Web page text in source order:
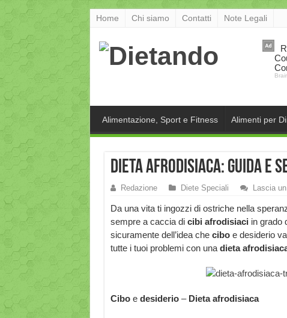
Home Chi siamo Contatti Note Legali
Alimentazione, Sport e Fitness Alimenti per
Dieta Afrodisiaca: guida e
Redazione Diete Speciali Lascia
Da una vita ti ingozzi di ostriche nella
sempre a caccia di cibi afrodisiaci in grado
sicuramente dell’idea che ciboe desiderio
tutte i tuoi problemi con una dieta
Ciboe desiderio– Dieta afrodisiaca